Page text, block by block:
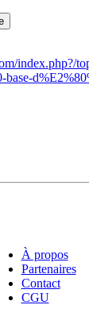
index.php?/
À propos
Partenaires
Contact
CGU